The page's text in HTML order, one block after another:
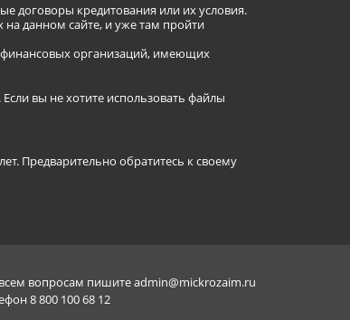
договоры кредитования или их условия.
данном сайте, и уже там пройти
организаций, имеющих
вы не хотите использовать файлы
Предварительно обратитесь к своему
вопросам пишитеadmin@mickrozaim.ru
8 800 100 68 12